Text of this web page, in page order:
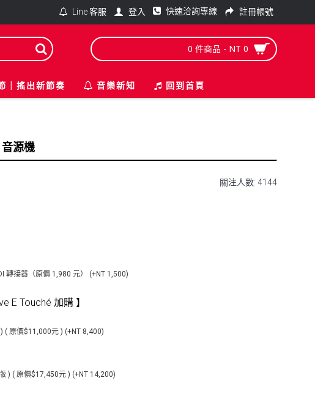
Line 客服 登入 快速洽詢專線 註冊帳號
0 件商品 - NT 0
｜搖出新節奏 音樂新知 回到首頁
源機
關注人數: 4144
轉接器（原價 1,980 元） (+NT 1,500)
E Touché 加購 】
( 原價$11,000元 ) (+NT 8,400)
) ( 原價$17,450元 ) (+NT 14,200)